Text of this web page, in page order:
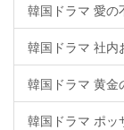
韓国ドラマ 愛の
韓国ドラマ 社内
韓国ドラマ 黄金
韓国ドラマ ポッ